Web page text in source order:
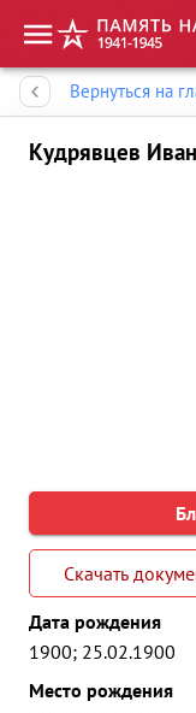
Вернуться на
Кудрявцев
Скачать
Дата рождения
1900; 25.02.1900
Место рождения
Память народа